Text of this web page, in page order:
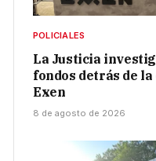
POLICIALES
La Justicia
fondos detrás de
Exen
8 de agosto de 2026